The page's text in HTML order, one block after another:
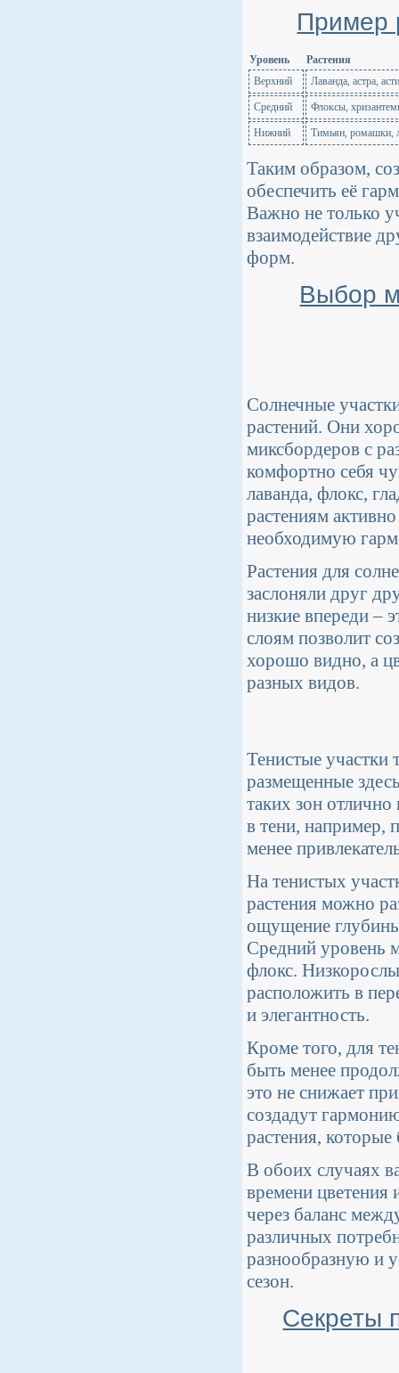
Пример
Уровень
Растения
Верхний
Лаванда, астра,
Средний Флоксы,
Нижний Тимьян, ромашки,
Таким образом,
обеспечить её
Важно не только
взаимодействие
форм.
Выбор
Солнечные
растений. Они
миксбордеров с
комфортно себя
лаванда, флокс,
растениям
необходимую
Растения для
заслоняли друг
низкие впереди –
слоям позволит
хорошо видно, а
разных видов.
Тенистые участки
размещенные
таких зон
в тени, например,
менее
На тенистых
растения можно
ощущение
Средний уровень
флокс.
расположить в
и элегантность.
Кроме того, для
быть менее
это не снижает
создадут
растения, которые
В обоих случаях
времени цветения
через баланс
различных
разнообразную и
сезон.
Секреты